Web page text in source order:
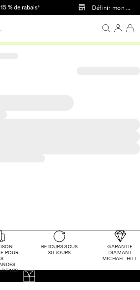
Passer au contenu principal
% de rabais† Définir mon
POUR
DE 100
RETOURS SOUS
30 JOURS
GARANTIE
DIAMANT
MICHAEL HILL